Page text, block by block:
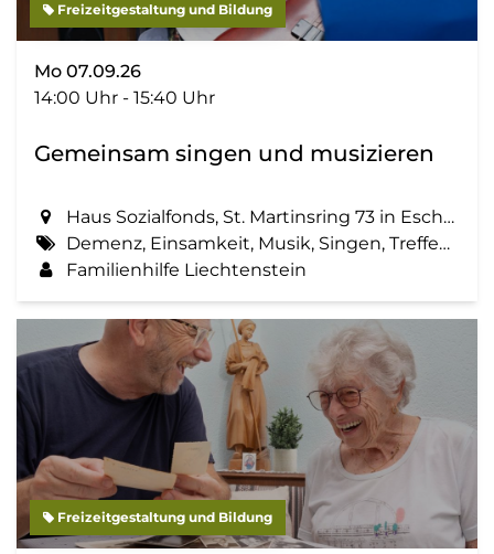
Freizeitgestaltung und Bildung
Mo 07.09.26
14:00 Uhr - 15:40 Uhr
Gemeinsam singen und musizieren
Haus Sozialfonds, St. Martinsring 73 in Eschen
Demenz, Einsamkeit, Musik, Singen, Treffen, Zemma tua - Senioren gemeinsam aktiv
Familienhilfe Liechtenstein
Freizeitgestaltung und Bildung